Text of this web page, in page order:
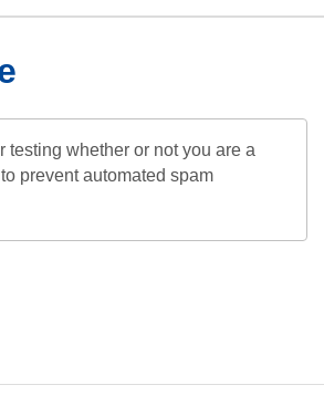
testing whether or not you are a
prevent automated spam